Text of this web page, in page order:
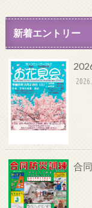
新着エントリー
合